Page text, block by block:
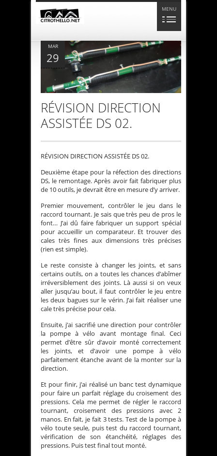
MENU
MAR
29
RÉVISION DIRECTION
ASSISTÉE DS 02.
RÉVISION DIRECTION ASSISTÉE DS 02.
Deuxième étape pour la réfection des directions
DS, le remontage. Après avoir fait fabriquer plus
de 10 outils, je devrait être en mesure d’y arriver.
Premier mouvement, contrôler le jeu dans le
raccord tournant. Je sais que très peu de pros le
font… J’ai dû faire fabriquer un support spécial
pour accueillir un comparateur. Et trouver des
cales très fines aux dimensions très précises
(rien est simple).
Le reste consiste à changer les joints, et sans
certains outils, on a toutes les chances d’abîmer
irréversiblement des joints. Là aussi si on veux
aller jusqu’au bout, il faut contrôler le jeu entre
les deux bagues sur le vérin. J’ai fait réaliser une
cale très précise pour cela.
Ensuite, j’ai sacrifié une direction pour contrôler
la pompe à vélo avant montage final. Ceci
permet d’être sûr d’avoir monté correctement
les joints, et d’avoir une pompe à vélo
parfaitement étanche avant de la monter sur la
direction.
Et pour finir, j’ai réalisé un banc test dynamique
pour faire un parfait réglage du croisement des
pressions. Cela me permet de régler le raccord
tournant, croisement des pressions avec 2
manos. En fait, je fait 3 tests. Test de la pompe à
vélo toute seule, puis test du raccord tournant,
vérification de son étanchéité, réglages des
pressions. Puis test final tout monté.